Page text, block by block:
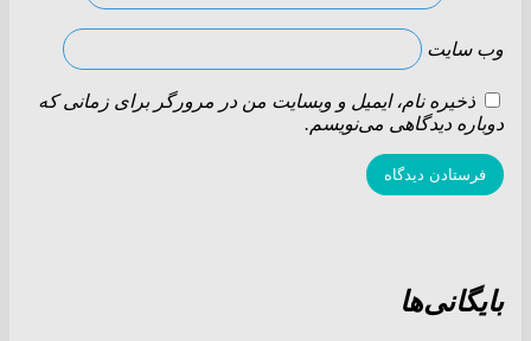
وب‌ سایت
ذخیره نام، ایمیل و وبسایت من در مرورگر برای زمانی که
دوباره دیدگاهی می‌نویسم.
بایگانی‌ها